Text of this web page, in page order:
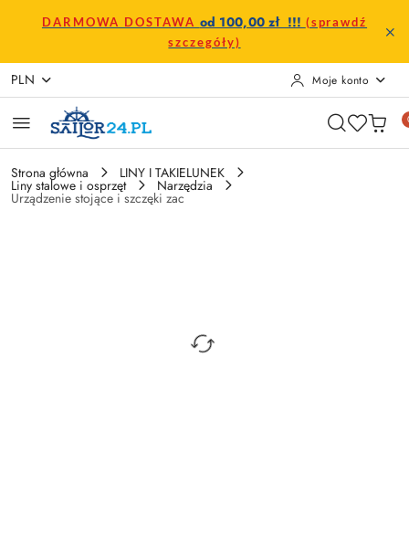
Przejdź do treści głównej
Przejdź do wyszukiwarki
Przejdź do moje konto
Przejdź do menu głównego
Przejdź do opisu produktu
Przejdź do stopki
DARMOWA DOSTAWA od 100,00 zł !!! (sprawdź
szczegóły)
PLN Moje konto
Strona główna LINY I TAKIELUNEK
Liny stalowe i osprzęt Narzędzia
Urządzenie stojące i szczęki zac